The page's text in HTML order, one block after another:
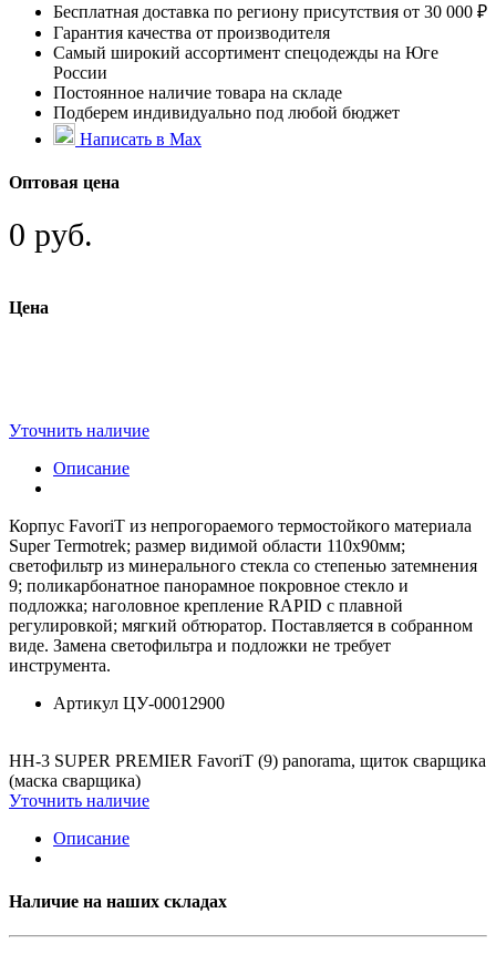
Бесплатная доставка по региону присутствия от 30 000 ₽
Гарантия качества от производителя
Самый широкий ассортимент спецодежды на Юге
России
Постоянное наличие товара на складе
Подберем индивидуально под любой бюджет
Написать в Max
Оптовая цена
0 руб.
Цена
Уточнить наличие
Описание
Корпус FavoriT из непрогораемого термостойкого материала
Super Termotrek; размер видимой области 110x90мм;
светофильтр из минерального стекла со степенью затемнения
9; поликарбонатное панорамное покровное стекло и
подложка; наголовное крепление RAPID с плавной
регулировкой; мягкий обтюратор. Поставляется в собранном
виде. Замена светофильтра и подложки не требует
инструмента.
Артикул ЦУ-00012900
НН-3 SUPER PREMIER FavoriT (9) panorama, щиток сварщика
(маска сварщика)
Уточнить наличие
Описание
Наличие на наших складах